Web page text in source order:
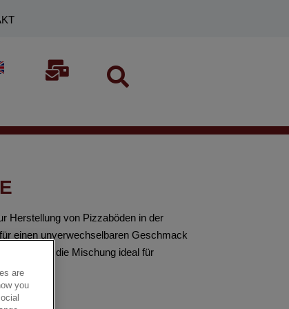
Herstellung von Pizzaböden in der
einen unverwechselbaren Geschmack
eignet sich die Mischung ideal für
are
you